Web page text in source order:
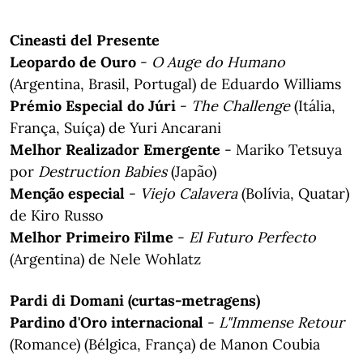
Cineasti del Presente
Leopardo de Ouro - O Auge do Humano
(Argentina, Brasil, Portugal) de Eduardo Williams
Prémio Especial do Júri - The Challenge(Itália,
França, Suíça) de Yuri Ancarani
Melhor Realizador Emergente - Mariko Tetsuya
por Destruction Babies(Japão)
Menção especial - Viejo Calavera(Bolívia, Quatar)
de Kiro Russo
Melhor Primeiro Filme - El Futuro Perfecto
(Argentina) de Nele Wohlatz
Pardi di Domani (curtas-metragens)
Pardino d'Oro internacional - L"Immense Retour
(Romance) (Bélgica, França) de Manon Coubia